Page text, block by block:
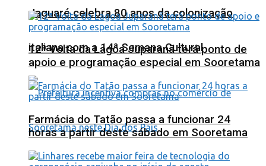
Jaguaré celebra 80 anos da colonização
italiana com a 14ª Semana Cultural
12ª Volta da Lagoa Juparanã terá ponto de
apoio e programação especial em Sooretama
Farmácia do Tatão passa a funcionar 24
horas a partir deste sábado em Sooretama